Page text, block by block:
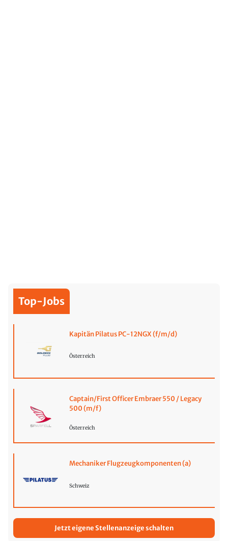
Top-Jobs
Kapitän Pilatus PC-12NGX (f/m/d)
Österreich
Captain/First Officer Embraer 550 / Legacy
500 (m/f)
Österreich
Mechaniker Flugzeugkomponenten (a)
Schweiz
Jetzt eigene Stellenanzeige schalten